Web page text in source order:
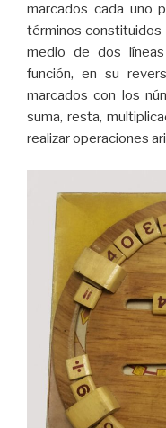
marcados cada uno
términos constituidos
medio de dos
función, en su
marcados con los
suma, resta,
realizar operaciones